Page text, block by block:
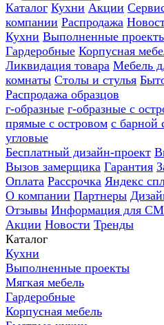
Каталог Кухни Акции
компании Распродажа
Кухни Выполненные
Гардеробные Корпусная
Ликвидация товара Мебель
комнаты Столы и стулья
Распродажа образцов
г-образные г-образные с
прямые с островом с барной
угловые
Бесплатный дизайн-проект
Вызов замерщика Гарантия
Оплата Рассрочка Яндекс
О компании Партнеры
Отзывы Информация для
Акции Новости Тренды
Каталог
Кухни
Выполненные проекты
Мягкая мебель
Гардеробные
Корпусная мебель